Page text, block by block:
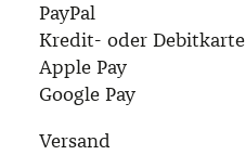
PayPal
Kredit- oder Debitkarte
Apple Pay
Google Pay
Versand